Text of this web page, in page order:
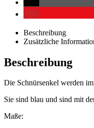
Beschreibung
Zusätzliche
Beschreibung
Die Schnürsenkel werden
Sie sind blau und sind mit
Maße: